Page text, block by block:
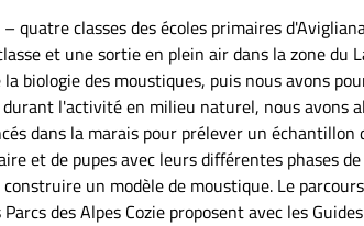
quatre classes des écoles primaires
et une sortie en plein air dans la zone du
biologie des moustiques, puis nous avons
l'activité en milieu naturel, nous avons
dans la marais pour prélever un
et de pupes avec leurs différentes phases
un modèle de moustique. Le
des Alpes Cozie proposent avec les